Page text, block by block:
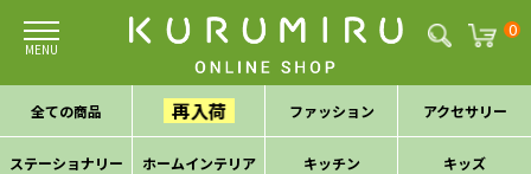
0
全ての商品 再入荷 ファッション アクセサリー
ステーショナリー ホームインテリア キッチン キッズ